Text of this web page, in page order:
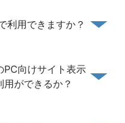
利用できますか？
PC向けサイト表示
ができるか？